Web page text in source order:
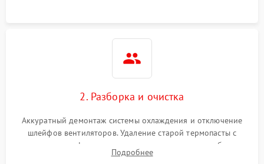
2. Разборка и очистка
Аккуратный демонтаж системы охлаждения и отключение
шлейфов вентиляторов. Удаление старой термопасты с
кристалла графического чипа и термопрокладок с банок
памяти и зоны VRM. Очистка платы от пыли и окислов.
Подробнее